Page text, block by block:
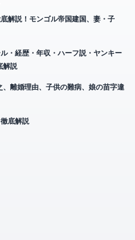
解説！モンゴル帝国建国、妻・子
・経歴・年収・ハーフ説・ヤンキー
解説
、離婚理由、子供の難病、娘の苗字違
底解説